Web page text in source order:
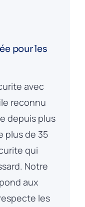
pour les
avec
reconnu
depuis plus
plus de 35
qui
Notre
aux
les